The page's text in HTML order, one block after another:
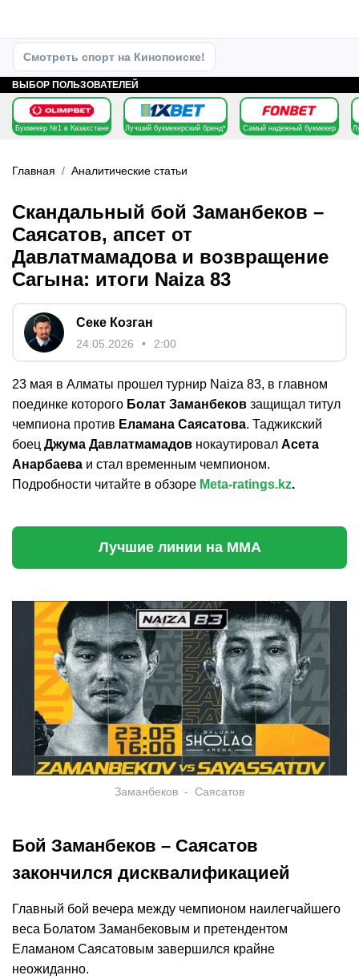
Смотреть спорт на Кинопоиске!
ВЫБОР ПОЛЬЗОВАТЕЛЕЙ
Букмекер №1 в Казахстане Лучший букмекерский бренд* Самый надежный букмекер
Главная Аналитические статьи
Скандальный бой Заманбеков –
Саясатов, апсет от
Давлатмамадова и возвращение
Сагына: итоги Naiza 83
Секе Козган
24.05.2026 2:00
23 мая в Алматы прошел турнир Naiza 83, в главном
поединке которого Болат Заманбеков защищал титул
чемпиона против Еламана Саясатова. Таджикский
боец Джума Давлатмамадов нокаутировал Асета
Анарбаева и стал временным чемпионом.
Подробности читайте в обзоре Meta-ratings.kz.
Лучшие линии на ММА
Заманбеков - Саясатов
Бой Заманбеков – Саясатов
закончился дисквалификацией
Главный бой вечера между чемпионом наилегчайшего
веса Болатом Заманбековым и претендентом
Еламаном Саясатовым завершился крайне
неожиданно.